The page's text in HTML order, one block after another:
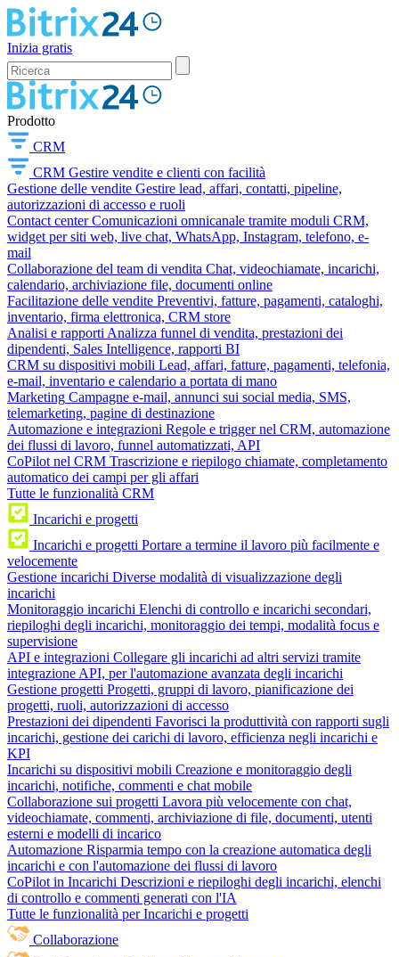
Inizia gratis
Prodotto
CRM
CRM Gestire vendite e clienti con facilità
Gestione delle vendite Gestire lead, affari, contatti, pipeline,
autorizzazioni di accesso e ruoli
Contact center Comunicazioni omnicanale tramite moduli CRM,
widget per siti web, live chat, WhatsApp, Instagram, telefono, e-
mail
Collaborazione del team di vendita Chat, videochiamate, incarichi,
calendario, archiviazione file, documenti online
Facilitazione delle vendite Preventivi, fatture, pagamenti, cataloghi,
inventario, firma elettronica, CRM store
Analisi e rapporti Analizza funnel di vendita, prestazioni dei
dipendenti, Sales Intelligence, rapporti BI
CRM su dispositivi mobili Lead, affari, fatture, pagamenti, telefonia,
e-mail, inventario e calendario a portata di mano
Marketing Campagne e-mail, annunci sui social media, SMS,
telemarketing, pagine di destinazione
Automazione e integrazioni Regole e trigger nel CRM, automazione
dei flussi di lavoro, funnel automatizzati, API
CoPilot nel CRM Trascrizione e riepilogo chiamate, completamento
automatico dei campi per gli affari
Tutte le funzionalità CRM
Incarichi e progetti
Incarichi e progetti Portare a termine il lavoro più facilmente e
velocemente
Gestione incarichi Diverse modalità di visualizzazione degli
incarichi
Monitoraggio incarichi Elenchi di controllo e incarichi secondari,
riepiloghi degli incarichi, monitoraggio dei tempi, modalità focus e
supervisione
API e integrazioni Collegare gli incarichi ad altri servizi tramite
integrazione API, per l'automazione avanzata degli incarichi
Gestione progetti Progetti, gruppi di lavoro, pianificazione dei
progetti, ruoli, autorizzazioni di accesso
Prestazioni dei dipendenti Favorisci la produttività con rapporti sugli
incarichi, gestione dei carichi di lavoro, efficienza negli incarichi e
KPI
Incarichi su dispositivi mobili Creazione e monitoraggio degli
incarichi, notifiche, commenti e chat mobile
Collaborazione sui progetti Lavora più velocemente con chat,
videochiamate, commenti, archiviazione di file, documenti, utenti
esterni e modelli di incarico
Automazione Risparmia tempo con la creazione automatica degli
incarichi e con l'automazione dei flussi di lavoro
CoPilot in Incarichi Descrizioni e riepiloghi degli incarichi, elenchi
di controllo e commenti generati con l'IA
Tutte le funzionalità per Incarichi e progetti
Collaborazione